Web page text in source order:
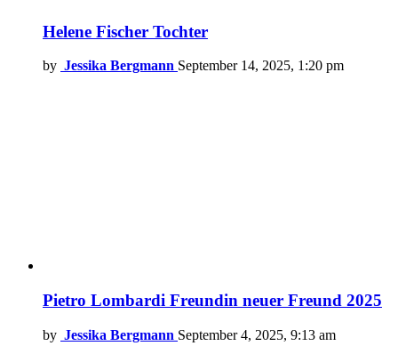
Helene Fischer Tochter
by Jessika Bergmann September 14, 2025, 1:20 pm
Pietro Lombardi Freundin neuer Freund 2025
by Jessika Bergmann September 4, 2025, 9:13 am